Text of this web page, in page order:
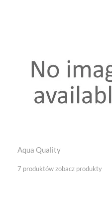
Aqua Quality
7 produktówzobacz produkty